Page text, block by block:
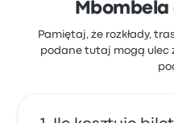
Pamiętaj, że rozkłady,
podane tutaj mogą ulec